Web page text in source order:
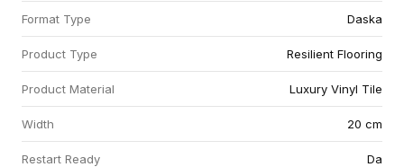
Format Type Daska
Product Type Resilient Flooring
Product Material Luxury Vinyl Tile
Width 20 cm
Restart Ready Da